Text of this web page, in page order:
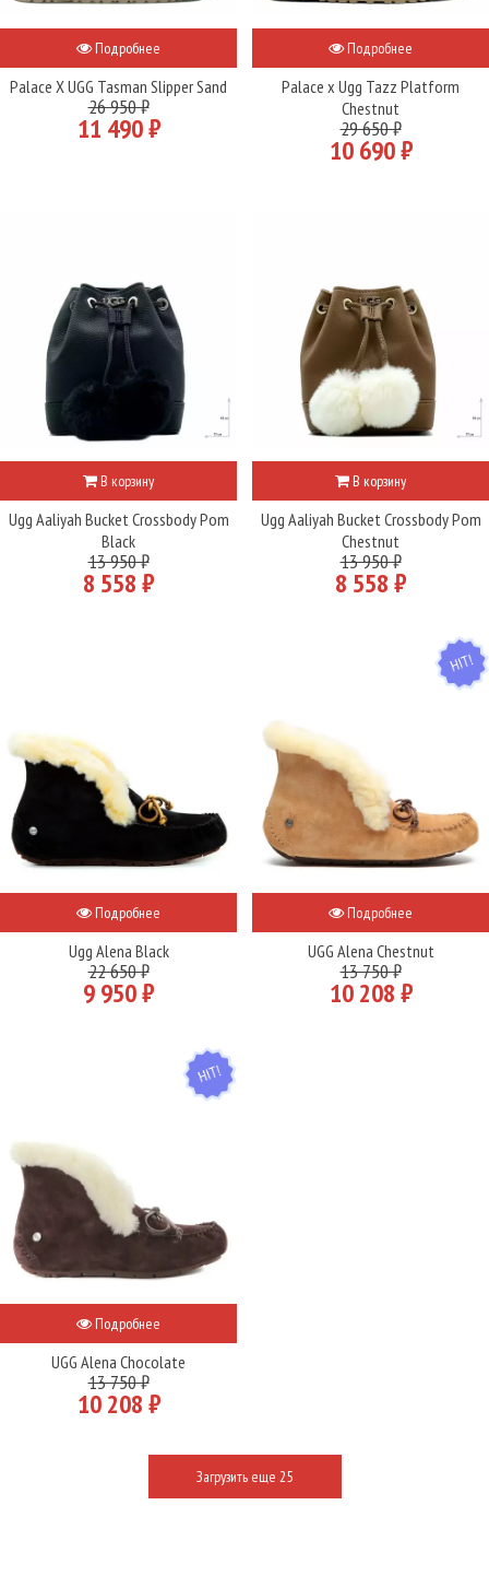
Подробнее
Palace X UGG Tasman Slipper Sand
26 950 ₽
11 490 ₽
Подробнее
Palace x Ugg Tazz Platform
Chestnut
29 650 ₽
10 690 ₽
В корзину
Ugg Aaliyah Bucket Crossbody Pom
Black
13 950 ₽
8 558 ₽
В корзину
Ugg Aaliyah Bucket Crossbody Pom
Chestnut
13 950 ₽
8 558 ₽
Подробнее
Ugg Alena Black
22 650 ₽
9 950 ₽
HIT
Подробнее
UGG Alena Chestnut
13 750 ₽
10 208 ₽
HIT
Подробнее
UGG Alena Chocolate
13 750 ₽
10 208 ₽
Загрузить еще 25